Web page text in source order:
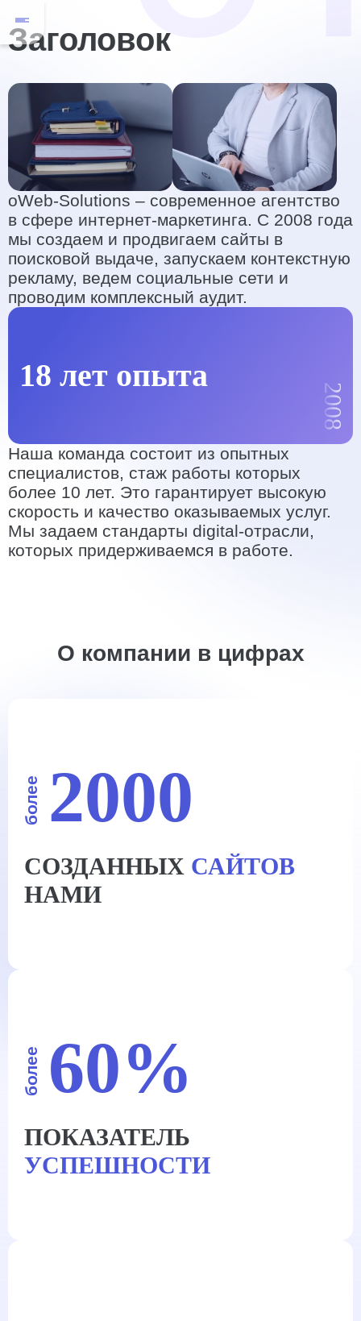
Заголовок
oWeb-Solutions – современное агентство
в сфере интернет-маркетинга. С 2008 года
мы создаем и продвигаем сайты в
поисковой выдаче, запускаем контекстную
рекламу, ведем социальные сети и
проводим комплексный аудит.
Наша команда состоит из опытных
специалистов, стаж работы которых
более 10 лет. Это гарантирует высокую
скорость и качество оказываемых услуг.
Мы задаем стандарты digital-отрасли,
которых придерживаемся в работе.
18 лет опыта
2008
О компании в цифрах
более 2000
СОЗДАННЫХ САЙТОВ
НАМИ
более 60%
ПОКАЗАТЕЛЬ
УСПЕШНОСТИ